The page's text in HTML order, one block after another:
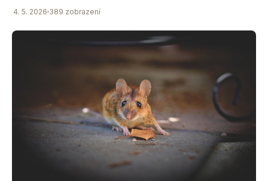
4. 5. 2026 389 zobrazení